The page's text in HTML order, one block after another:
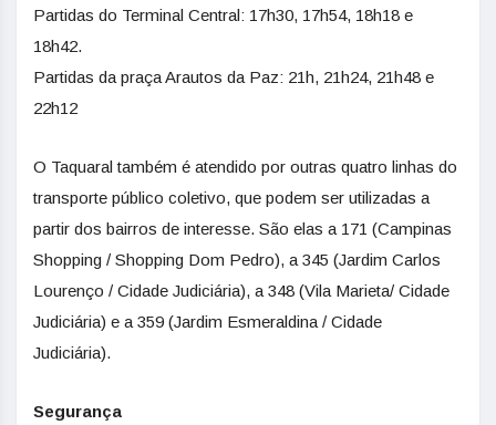
Partidas do Terminal Central: 17h30, 17h54, 18h18 e
18h42.
Partidas da praça Arautos da Paz: 21h, 21h24, 21h48 e
22h12
O Taquaral também é atendido por outras quatro linhas do
transporte público coletivo, que podem ser utilizadas a
partir dos bairros de interesse. São elas a 171 (Campinas
Shopping / Shopping Dom Pedro), a 345 (Jardim Carlos
Lourenço / Cidade Judiciária), a 348 (Vila Marieta/ Cidade
Judiciária) e a 359 (Jardim Esmeraldina / Cidade
Judiciária).
Segurança